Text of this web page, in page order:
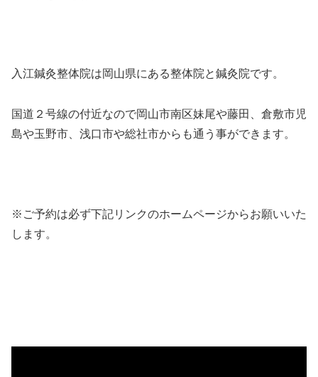
入江鍼灸整体院は岡山県にある整体院と鍼灸院です。
国道２号線の付近なので岡山市南区妹尾や藤田、倉敷市児
島や玉野市、浅口市や総社市からも通う事ができます。
※ご予約は必ず下記リンクのホームページからお願いいた
します。